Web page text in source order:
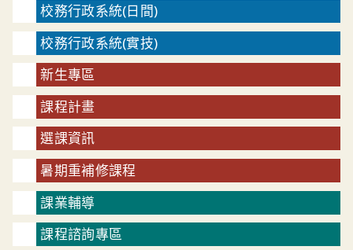
校務行政系統(日間)
校務行政系統(實技)
新生專區
課程計畫
選課資訊
暑期重補修課程
課業輔導
課程諮詢專區